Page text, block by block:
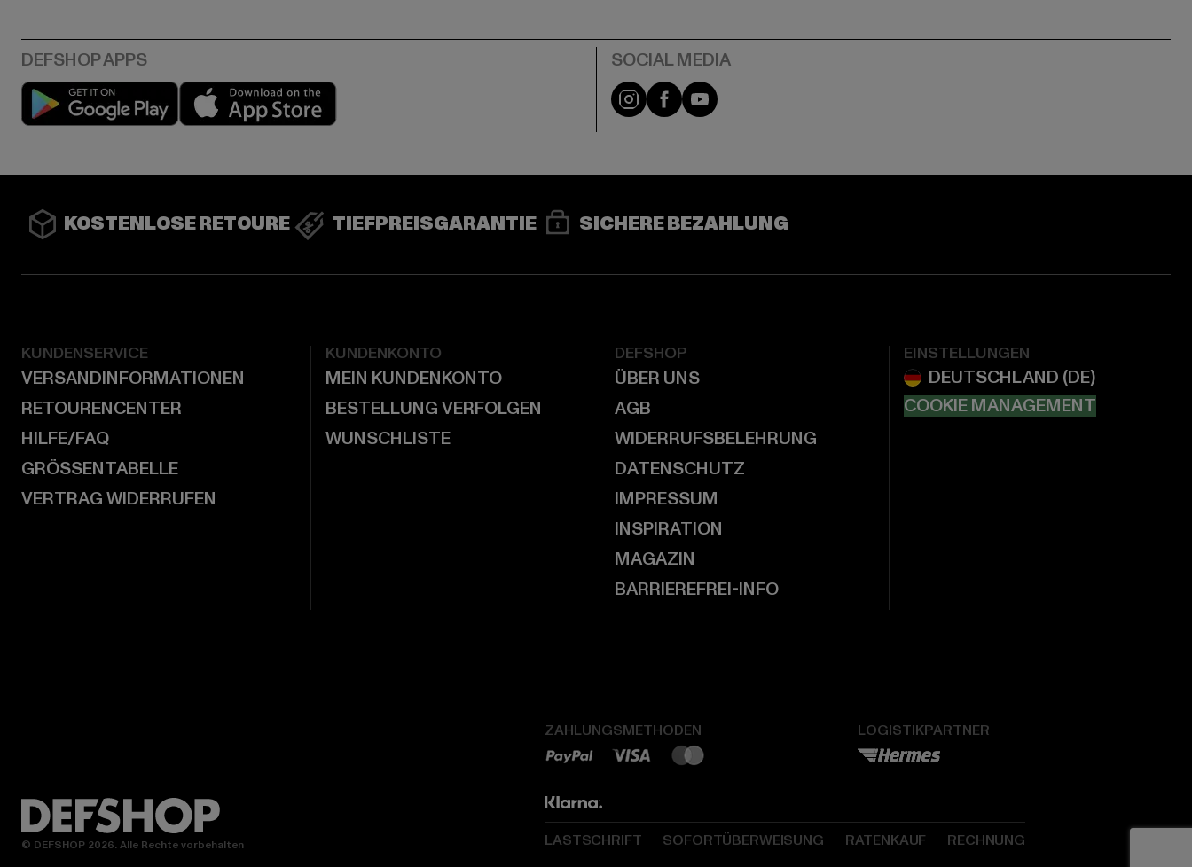
Play market Instagram
FacebookYouTube
KOSTENLOSE RETOURE TIEFPREISGARANTIE SICHERE BEZAHLUNG
KUNDENSERVICE
VERSANDINFORMATIONEN
RETOURENCENTER
HILFE/FAQ
GRÖSSENTABELLE
VERTRAG WIDERRUFEN
KUNDENKONTO
MEIN KUNDENKONTO
BESTELLUNG VERFOLGEN
WUNSCHLISTE
DEFSHOP
ÜBER UNS
AGB
WIDERRUFSBELEHRUNG
DATENSCHUTZ
IMPRESSUM
INSPIRATION
MAGAZIN
BARRIEREFREI-INFO
EINSTELLUNGEN
COOKIE MANAGEMENT
ZAHLUNGSMETHODEN LOGISTIKPARTNER
LASTSCHRIFT SOFORTÜBERWEISUNG RATENKAUF RECHNUNG
© DEFSHOP 2026. Alle Rechte vorbehalten